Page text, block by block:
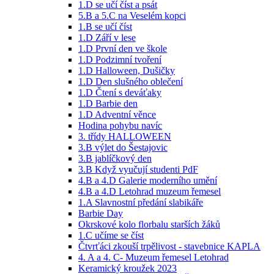
1.D se učí číst a psát
5.B a 5.C na Veselém kopci
1.B se učí číst
1.D Září v lese
1.D První den ve škole
1.D Podzimní tvoření
1.D Halloween, Dušičky
1.D Den slušného oblečení
1.D Čtení s deváťaky
1.D Barbie den
1.D Adventní věnce
Hodina pohybu navíc
3. třídy HALLOWEEN
3.B výlet do Šestajovic
3.B jablíčkový den
3.B Když vyučují studenti PdF
4.B a 4.D Galerie moderního umění
4.B a 4.D Letohrad muzeum řemesel
1.A Slavnostní předání slabikáře
Barbie Day
Okrskové kolo florbalu starších žáků
1.C učíme se číst
Čtvrťáci zkouší trpělivost - stavebnice KAPLA
4. A a 4. C- Muzeum řemesel Letohrad
Keramický kroužek 2023